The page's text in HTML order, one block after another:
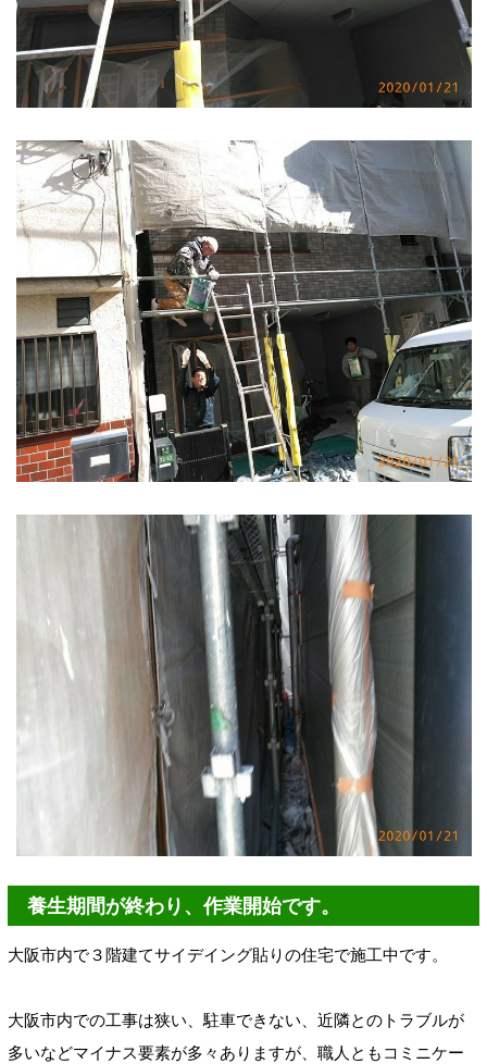
養生期間が終わり、作業開始です。
大阪市内で３階建てサイデイング貼りの住宅で施工中です。
大阪市内での工事は狭い、駐車できない、近隣とのトラブルが
多いなどマイナス要素が多々ありますが、職人ともコミニケー